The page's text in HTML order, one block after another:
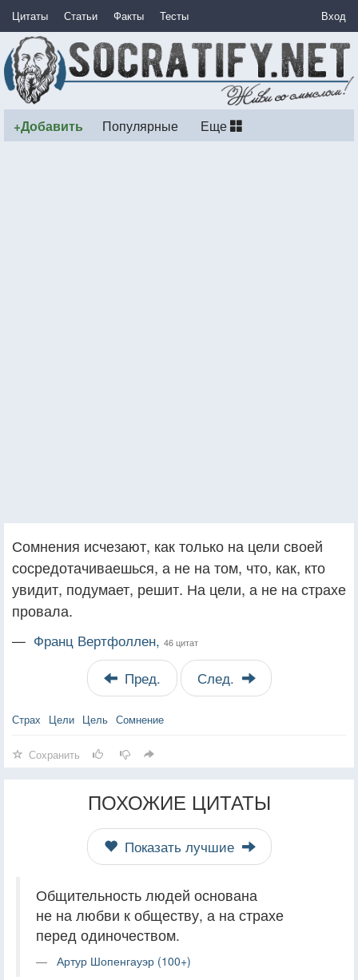
Цитаты Статьи Факты Тесты Вход
+Добавить Популярные Еще
Сомнения исчезают, как только на цели своей
сосредотачиваешься, а не на том, что, как, кто
увидит, подумает, решит. На цели, а не на страхе
провала.
— Франц Вертфоллен, 46 цитат
Пред. След.
Страх Цели Цель Сомнение
Сохранить
ПОХОЖИЕ ЦИТАТЫ
Показать лучшие
Общительность людей основана
не на любви к обществу, а на страхе
перед одиночеством.
Артур Шопенгауэр (100+)